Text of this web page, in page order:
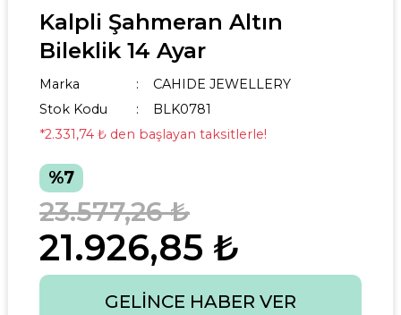
Kalpli Şahmeran Altın
Bileklik 14 Ayar
Marka
CAHIDE JEWELLERY
Stok Kodu
BLK0781
*2.331,74 ₺ den başlayan taksitlerle!
%7
21.926,85 ₺
23.577,26 ₺
GELINCE HABER VER